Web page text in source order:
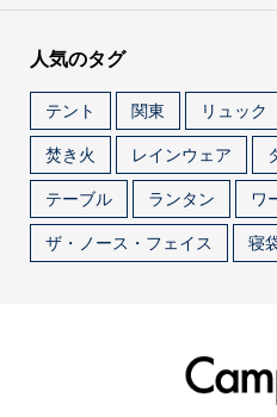
人気のタグ
テント 関東 リュック
焚き火
レインウェア
テーブル
ランタン
ワ
ザ・ノース・フェイス
寝